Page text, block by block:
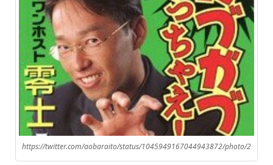
https://twitter.com/aobaraito/status/1045949167044943872/photo/2